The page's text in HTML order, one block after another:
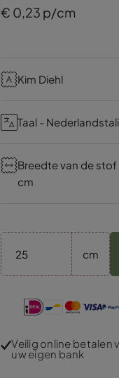
€ 0,23 p/cm
Kim Diehl
Taal -
Breedte van de stof
cm
cm
Veilig online betalen
uw eigen bank